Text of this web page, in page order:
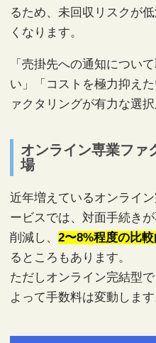
るため、未回収リスクが
くなります。
「売掛先への通知につい
い」「コストを極力抑え
ァクタリングが有力な選択
オンライン専業ファ
場
近年増えているオンライ
ービスでは、対面手続き
削減し、 2〜8%程度の比
るところもあります。
ただしオンライン完結型
よって手数料は変動します